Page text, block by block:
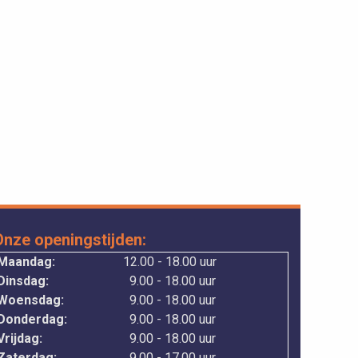
openingstijden:
12.00 - 18.00 uur
9.00 - 18.00 uur
9.00 - 18.00 uur
9.00 - 18.00 uur
9.00 - 18.00 uur